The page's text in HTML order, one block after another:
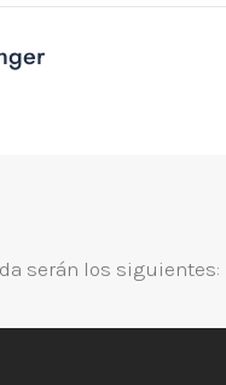
serán los siguientes: